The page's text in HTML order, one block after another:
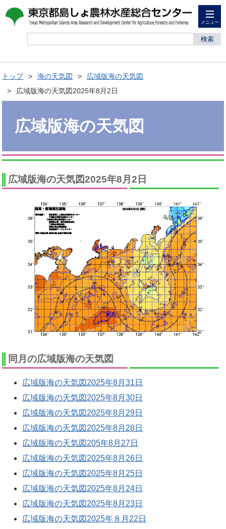
メニュー
検索
トップ 海の天気図
広域版海の天気図
広域版海の天気図2025年8月2日
広域版海の天気図
広域版海の天気図2025年8月2日
同月の広域版海の天気図
広域版海の天気図2025年8月31日
広域版海の天気図2025年8月30日
広域版海の天気図2025年8月29日
広域版海の天気図2025年8月28日
広域版海の天気図205年8月27日
広域版海の天気図2025年8月26日
広域版海の天気図2025年8月25日
広域版海の天気図2025年8月24日
広域版海の天気図2025年8月23日
広域版海の天気図2025年８月22日